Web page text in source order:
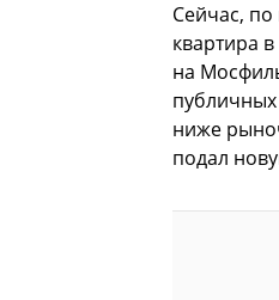
Сейчас, по
квартира
на
публичных
ниже
подал